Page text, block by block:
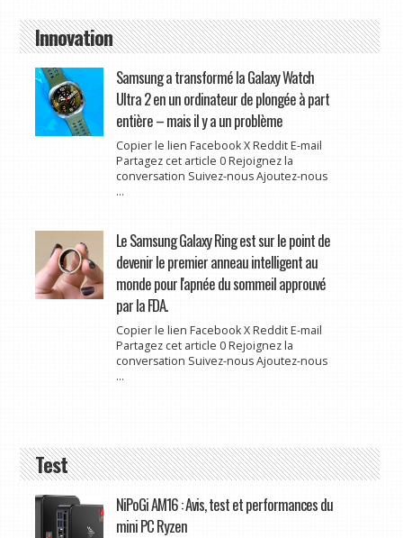
Innovation
Samsung a transformé la Galaxy Watch
Ultra 2 en un ordinateur de plongée à part
entière – mais il y a un problème
Copier le lien Facebook X Reddit E-mail
Partagez cet article 0 Rejoignez la
conversation Suivez-nous Ajoutez-nous
...
Le Samsung Galaxy Ring est sur le point de
devenir le premier anneau intelligent au
monde pour l'apnée du sommeil approuvé
par la FDA.
Copier le lien Facebook X Reddit E-mail
Partagez cet article 0 Rejoignez la
conversation Suivez-nous Ajoutez-nous
...
Test
NiPoGi AM16 : Avis, test et performances du
mini PC Ryzen